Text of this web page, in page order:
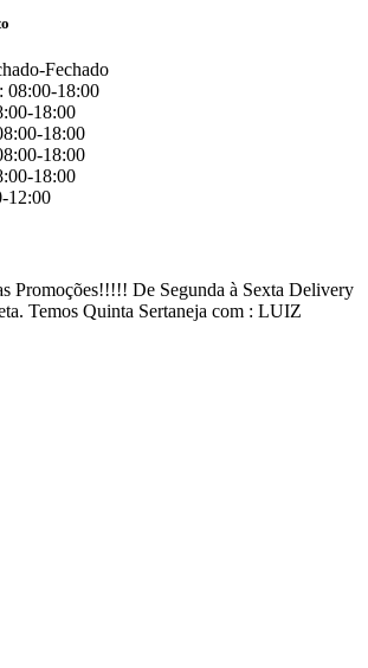
Fechado
08:00-18:00
18:00
18:00
18:00
18:00
12:00
Promoções!!!!! De Segunda à Sexta Delivery
Temos Quinta Sertaneja com : LUIZ